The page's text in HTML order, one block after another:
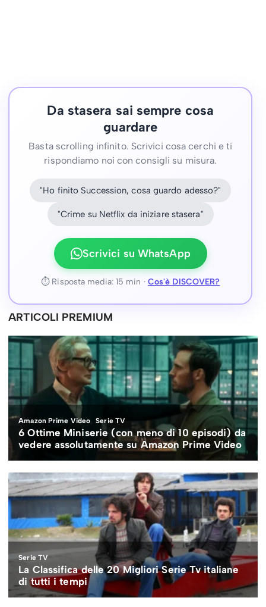
Da stasera sai sempre cosa
guardare
Basta scrolling infinito. Scrivici cosa cerchi e ti
rispondiamo noi con consigli su misura.
"Ho finito Succession, cosa guardo adesso?"
"Crime su Netflix da iniziare stasera"
Scrivici su WhatsApp
⏱ Risposta media: 15 min · Cos'è DISCOVER?
ARTICOLI PREMIUM